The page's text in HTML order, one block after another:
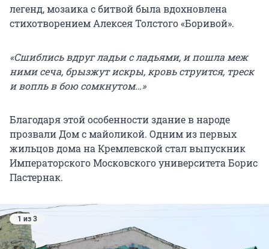
легенд, мозаика с битвой была вдохновлена
стихотворением Алексея Толстого «Боривой».
«Сшиблись вдруг ладьи с ладьями, и пошла меж
ними сеча, брызжут искры, кровь струится, треск
и вопль в бою сомкнутом…»
Благодаря этой особенности здание в народе
прозвали Дом с майоликой. Одним из первых
жильцов дома на Кремлевской стал выпускник
Императорского Московского университета Борис
Пастернак.
1 из 3